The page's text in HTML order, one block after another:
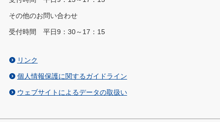
その他のお問い合わせ
受付時間 平日9：30～17：15
リンク
個人情報保護に関するガイドライン
ウェブサイトによるデータの取扱い